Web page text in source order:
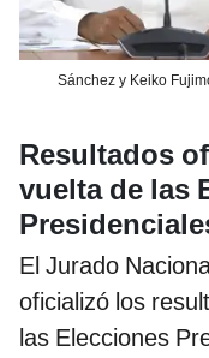
Sánchez y Keiko
Resultados
vuelta de las
El Jurado
oficializó los
las Elecciones